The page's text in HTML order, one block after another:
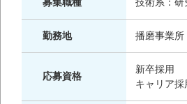
勤務地 播磨事業所
応募資格
新卒採用
キャリア採